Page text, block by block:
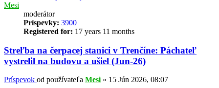
Mesi
moderátor
Príspevky: 3900
Registered for: 17 years 11 months
Streľba na čerpacej stanici v Trenčíne: Páchateľ
vystrelil na budovu a ušiel (Jun-26)
Príspevok od používateľa Mesi » 15 Jún 2026, 08:07